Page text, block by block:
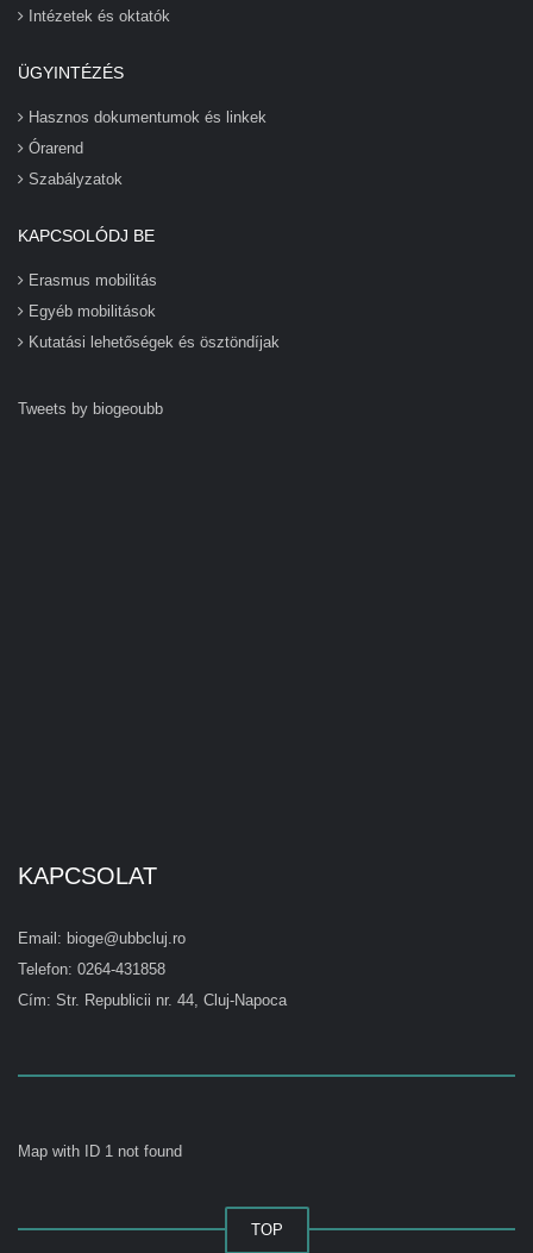
Intézetek és oktatók
ÜGYINTÉZÉS
Hasznos dokumentumok és linkek
Órarend
Szabályzatok
KAPCSOLÓDJ BE
Erasmus mobilitás
Egyéb mobilitások
Kutatási lehetőségek és ösztöndíjak
Tweets by biogeoubb
KAPCSOLAT
Email: bioge@ubbcluj.ro
Telefon: 0264-431858
Cím: Str. Republicii nr. 44, Cluj-Napoca
Map with ID 1 not found
TOP